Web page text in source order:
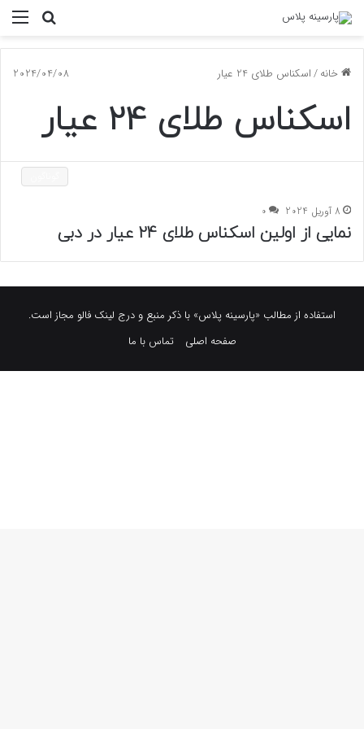
جستجو
خانه/اسکناس طلای 24 عیار 2024/04/08
اسکناس طلای 24 عیار
8 آوریل 2024 0
نمایی از اولین اسکناس طلای 24 عیار در دبی
استفاده از مطالب «پارسینه پلاس» با ذکر منبع و درج لینک فالو مجاز است.
صفحه اصلی
تماس با ما